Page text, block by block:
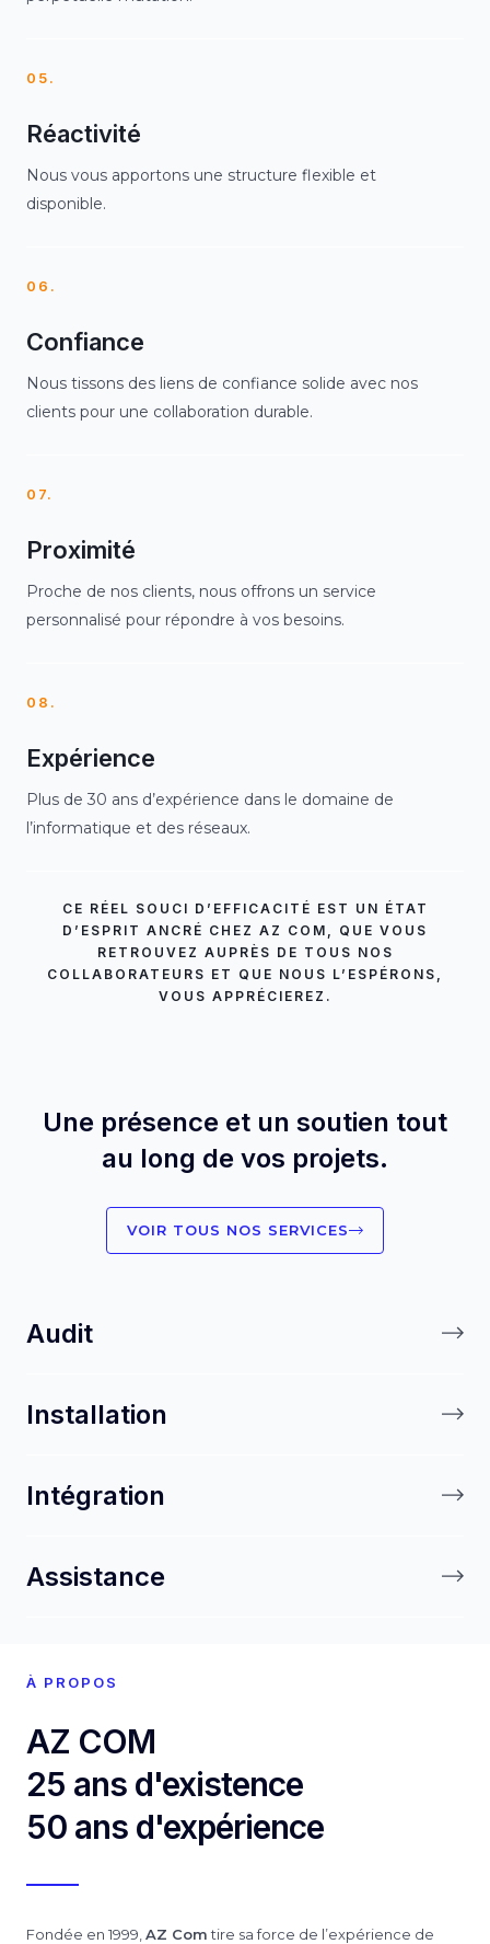
05.
Réactivité
Nous vous apportons une structure flexible et
disponible.
06.
Confiance
Nous tissons des liens de confiance solide avec nos
clients pour une collaboration durable.
07.
Proximité
Proche de nos clients, nous offrons un service
personnalisé pour répondre à vos besoins.
08.
Expérience
Plus de 30 ans d’expérience dans le domaine de
l’informatique et des réseaux.
CE RÉEL SOUCI D’EFFICACITÉ EST UN ÉTAT
D’ESPRIT ANCRÉ CHEZ AZ COM, QUE VOUS
RETROUVEZ AUPRÈS DE TOUS NOS
COLLABORATEURS ET QUE NOUS L’ESPÉRONS,
VOUS APPRÉCIEREZ.
Une présence et un soutien tout
au long de vos projets.
VOIR TOUS NOS SERVICES
Audit
Installation
Intégration
Assistance
À PROPOS
AZ COM
25 ans d'existence
50 ans d'expérience
Fondée en 1999, AZ Comtire sa force de l’expérience de